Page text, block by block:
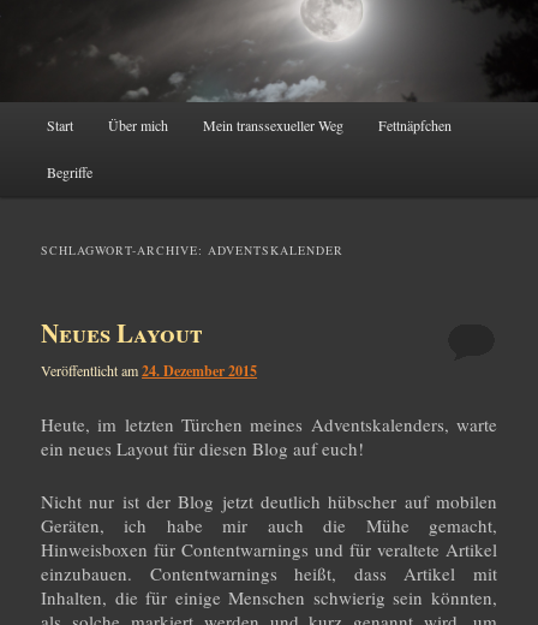
Zum
wechseln
Zum
Inhalt
Start Über mich Mein transsexueller Weg Fettnäpfchen
Begriffe
SCHLAGWORT-ARCHIVE:ADVENTSKALENDER
Neues Layout
Veröffentlicht am24. Dezember 2015
Heute, im letzten Türchen meines Adventskalenders, warte
ein neues Layout für diesen Blog auf euch!
Nicht nur ist der Blog jetzt deutlich hübscher auf mobilen
Geräten, ich habe mir auch die Mühe gemacht,
Hinweisboxen für Contentwarnings und für veraltete Artikel
einzubauen. Contentwarnings heißt, dass Artikel mit
Inhalten, die für einige Menschen schwierig sein könnten,